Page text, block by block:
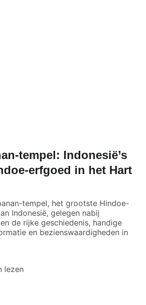
tempel: Indonesië’s
erfgoed in het Hart
tempel, het grootste Hindoe-
Indonesië, gelegen nabij
de rijke geschiedenis, handige
en bezienswaardigheden in
lezen